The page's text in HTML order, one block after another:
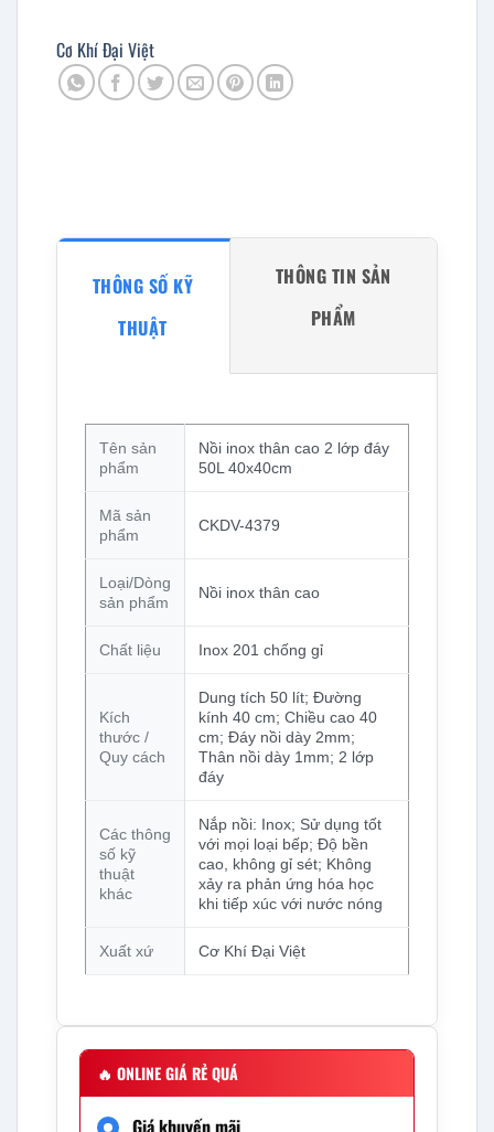
Cơ Khí Đại Việt
THÔNG SỐ KỸ
THUẬT
THÔNG TIN SẢN
PHẨM
Tên sản
phẩm
Nồi inox thân cao 2 lớp đáy
50L 40x40cm
Mã sản
phẩm
CKDV-4379
Loại/Dòng
sản phẩm
Nồi inox thân cao
Chất liệu Inox 201 chống gỉ
Kích
thước /
Quy cách
Dung tích 50 lít; Đường
kính 40 cm; Chiều cao 40
cm; Đáy nồi dày 2mm;
Thân nồi dày 1mm; 2 lớp
đáy
Các thông
số kỹ
thuật
khác
Nắp nồi: Inox; Sử dụng tốt
với mọi loại bếp; Độ bền
cao, không gỉ sét; Không
xảy ra phản ứng hóa học
khi tiếp xúc với nước nóng
Xuất xứ Cơ Khí Đại Việt
🔥 ONLINE GIÁ RẺ QUÁ
Giá khuyến mãi